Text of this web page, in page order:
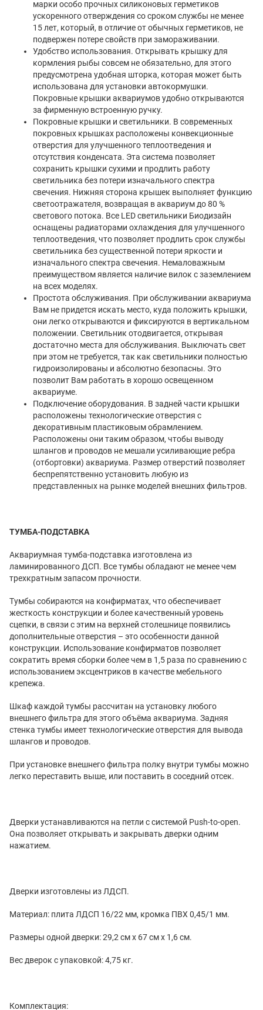
марки особо прочных силиконовых герметиков
ускоренного отверждения со сроком службы не менее
15 лет, который, в отличие от обычных герметиков, не
подвержен потере свойств при замораживании.
Удобство использования. Открывать крышку для
кормления рыбы совсем не обязательно, для этого
предусмотрена удобная шторка, которая может быть
использована для установки автокормушки.
Покровные крышки аквариумов удобно открываются
за фирменную встроенную ручку.
Покровные крышки и светильники. В современных
покровных крышках расположены конвекционные
отверстия для улучшенного теплоотведения и
отсутствия конденсата. Эта система позволяет
сохранить крышки сухими и продлить работу
светильника без потери изначального спектра
свечения. Нижняя сторона крышек выполняет функцию
светоотражателя, возвращая в аквариум до 80 %
светового потока. Все LED светильники Биодизайн
оснащены радиаторами охлаждения для улучшенного
теплоотведения, что позволяет продлить срок службы
светильника без существенной потери яркости и
изначального спектра свечения. Немаловажным
преимуществом является наличие вилок с заземлением
на всех моделях.
Простота обслуживания. При обслуживании аквариума
Вам не придется искать место, куда положить крышки,
они легко открываются и фиксируются в вертикальном
положении. Светильник отодвигается, открывая
достаточно места для обслуживания. Выключать свет
при этом не требуется, так как светильники полностью
гидроизолированы и абсолютно безопасны. Это
позволит Вам работать в хорошо освещенном
аквариуме.
Подключение оборудования. В задней части крышки
расположены технологические отверстия с
декоративным пластиковым обрамлением.
Расположены они таким образом, чтобы выводу
шлангов и проводов не мешали усиливающие ребра
(отбортовки) аквариума. Размер отверстий позволяет
беспрепятственно установить любую из
представленных на рынке моделей внешних фильтров.
ТУМБА-ПОДСТАВКА
Аквариумная тумба-подставка изготовлена из
ламинированного ДСП. Все тумбы обладают не менее чем
трехкратным запасом прочности.
Тумбы собираются на конфирматах, что обеспечивает
жесткость конструкции и более качественный уровень
сцепки, в связи с этим на верхней столешнице появились
дополнительные отверстия – это особенности данной
конструкции. Использование конфирматов позволяет
сократить время сборки более чем в 1,5 раза по сравнению с
использованием эксцентриков в качестве мебельного
крепежа.
Шкаф каждой тумбы рассчитан на установку любого
внешнего фильтра для этого объёма аквариума. Задняя
стенка тумбы имеет технологические отверстия для вывода
шлангов и проводов.
При установке внешнего фильтра полку внутри тумбы можно
легко переставить выше, или поставить в соседний отсек.
Дверки устанавливаются на петли с системой Push-to-open.
Она позволяет открывать и закрывать дверки одним
нажатием.
Дверки изготовлены из ЛДСП.
Материал: плита ЛДСП 16/22 мм, кромка ПВХ 0,45/1 мм.
Размеры одной дверки: 29,2 см х 67 см х 1,6 см.
Вес дверок с упаковкой: 4,75 кг.
Комплектация: